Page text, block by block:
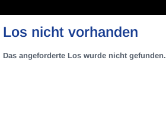
Los nicht vorhanden
Das angeforderte Los wurde nicht gefunden.